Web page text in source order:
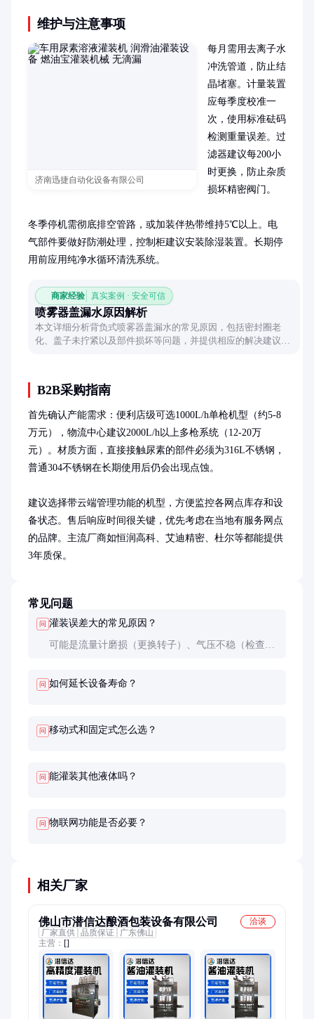
维护与注意事项
济南迅捷自动化设备有限公司
每月需用去离子水
冲洗管道，防止结
晶堵塞。计量装置
应每季度校准一
次，使用标准砝码
检测重量误差。过
滤器建议每200小
时更换，防止杂质
损坏精密阀门。
冬季停机需彻底排空管路，或加装伴热带维持5℃以上。电
气部件要做好防潮处理，控制柜建议安装除湿装置。长期停
用前应用纯净水循环清洗系统。
商家经验 真实案例 · 安全可信
喷雾器盖漏水原因解析
本文详细分析背负式喷雾器盖漏水的常见原因，包括密封圈老
化、盖子未拧紧以及部件损坏等问题，并提供相应的解决建议，
B2B采购指南
首先确认产能需求：便利店级可选1000L/h单枪机型（约5-8
万元），物流中心建议2000L/h以上多枪系统（12-20万
元）。材质方面，直接接触尿素的部件必须为316L不锈钢，
普通304不锈钢在长期使用后仍会出现点蚀。
建议选择带云端管理功能的机型，方便监控各网点库存和设
备状态。售后响应时间很关键，优先考虑在当地有服务网点
的品牌。主流厂商如恒润高科、艾迪精密、杜尔等都能提供
3年质保。
常见问题
问 灌装误差大的常见原因？
可能是流量计磨损（更换转子）、气压不稳（检查空
问 如何延长设备寿命？
问 移动式和固定式怎么选？
问 能灌装其他液体吗？
问 物联网功能是否必要？
相关厂家
佛山市潜信达酿酒包装设备有限公司
洽谈
厂家直供 品质保证
广东佛山
主营： []